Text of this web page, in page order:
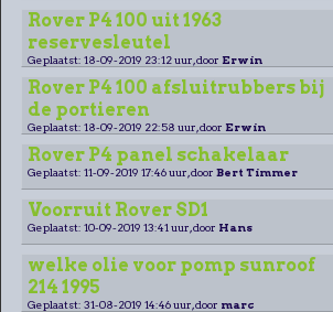
Rover P4 100 uit 1963
reservesleutel
Geplaatst: 18-09-2019 23:12 uur, door Erwin
Rover P4 100 afsluitrubbers bij
de portieren
Geplaatst: 18-09-2019 22:58 uur, door Erwin
Rover P4 panel schakelaar
Geplaatst: 11-09-2019 17:46 uur, door Bert Timmer
Voorruit Rover SD1
Geplaatst: 10-09-2019 13:41 uur, door Hans
welke olie voor pomp sunroof
214 1995
Geplaatst: 31-08-2019 14:46 uur, door marc